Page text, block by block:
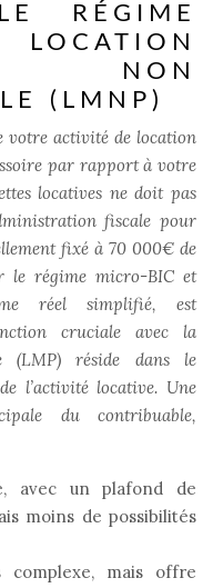
RÉGIME
NON
(LMNP)
votre activité de location
par rapport à votre
locatives ne doit pas
fiscale pour
fixé à 70 000€ de
le régime micro-BIC et
réel simplifié, est
cruciale avec la
(LMP) réside dans le
l’activité locative. Une
du contribuable,
avec un plafond de
moins de possibilités
complexe, mais offre